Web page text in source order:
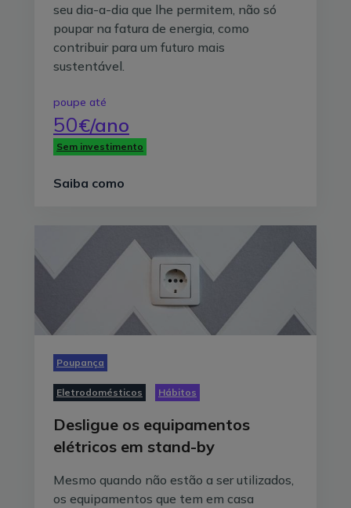
seu dia-a-dia que lhe permitem, não só
poupar na fatura de energia, como
contribuir para um futuro mais
sustentável.
poupe até
50€/ano
Sem investimento
Saiba como
Poupança
Eletrodomésticos Hábitos
Desligue os equipamentos
elétricos em stand-by
Mesmo quando não estão a ser utilizados,
os equipamentos que tem em casa